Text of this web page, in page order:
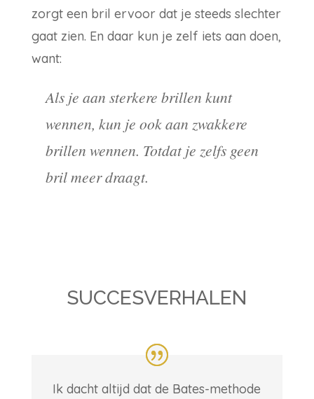
zorgt een bril ervoor dat je steeds slechter
gaat zien. En daar kun je zelf iets aan doen,
want:
Als je aan sterkere brillen kunt
wennen, kun je ook aan zwakkere
brillen wennen. Totdat je zelfs geen
bril meer draagt.
SUCCESVERHALEN
Ik dacht altijd dat de Bates-methode